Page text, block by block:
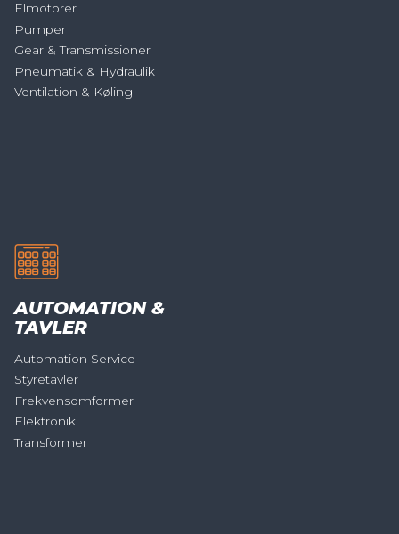
Elmotorer
Pumper
Gear & Transmissioner
Pneumatik & Hydraulik
Ventilation & Køling
AUTOMATION &
TAVLER
Automation Service
Styretavler
Frekvensomformer
Elektronik
Transformer